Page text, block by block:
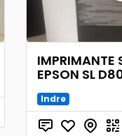
IMPRIMANTE
EPSON SL
Indre